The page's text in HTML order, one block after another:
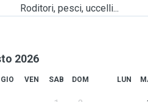
Roditori, pesci, uccelli...
2026
GIO VEN SAB DOM LUN